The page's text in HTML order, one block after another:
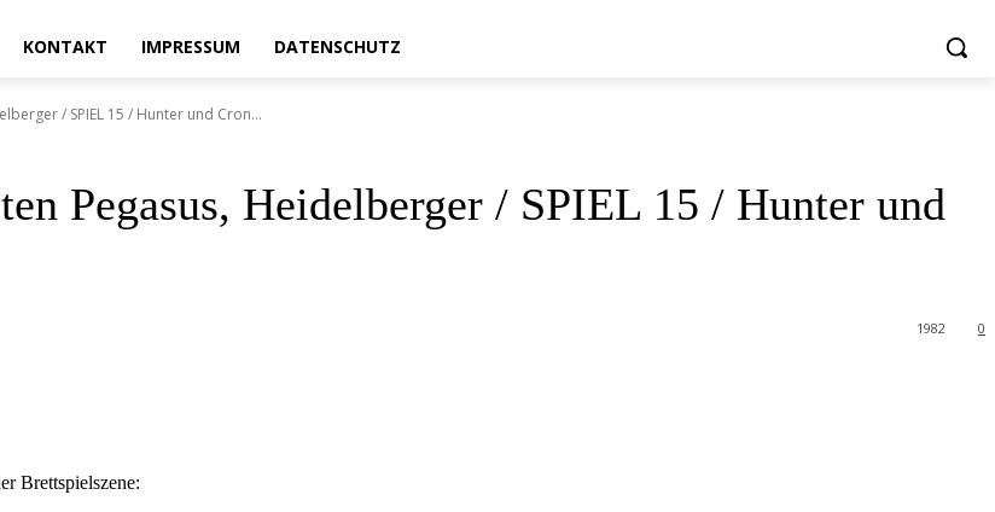
KONTAKT IMPRESSUM DATENSCHUTZ
/ SPIEL 15 / Hunter und Cron...
Pegasus, Heidelberger / SPIEL 15 / Hunter und
0
1982
Brettspielszene: